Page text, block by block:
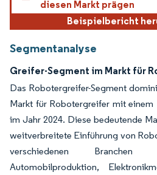
diesen Markt prägen
Beispielbericht
Segmentanalyse
Greifer-Segment im Markt für
Das Robotergreifer-Segment
Markt für Robotergreifer mit einem
im Jahr 2024. Diese bedeutende
weitverbreitete Einführung von
verschiedenen Branchen
Automobilproduktion,